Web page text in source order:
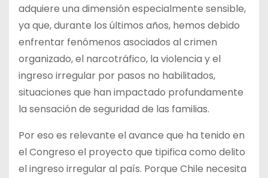
adquiere una dimensión especialmente sensible,
ya que, durante los últimos años, hemos debido
enfrentar fenómenos asociados al crimen
organizado, el narcotráfico, la violencia y el
ingreso irregular por pasos no habilitados,
situaciones que han impactado profundamente
la sensación de seguridad de las familias.
Por eso es relevante el avance que ha tenido en
el Congreso el proyecto que tipifica como delito
el ingreso irregular al país. Porque Chile necesita